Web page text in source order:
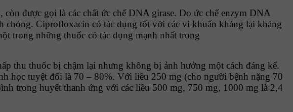
được gọi là các chất ức chế DNA girase. Do ức chế enzym DNA
chóng. Ciprofloxacin có tác dụng tốt với các vi khuẩn kháng lại kháng
trong những thuốc có tác dụng mạnh nhất trong
thu thuốc bị chậm lại nhưng không bị ảnh hưởng một cách đáng kể.
học tuyệt đối là 70 – 80%. Với liều 250 mg (cho người bệnh nặng 70
trong huyết thanh ứng với các liều 500 mg, 750 mg, 1000 mg là 2,4